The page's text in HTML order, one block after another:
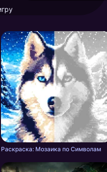
Раскраска: Мозаика по Символам